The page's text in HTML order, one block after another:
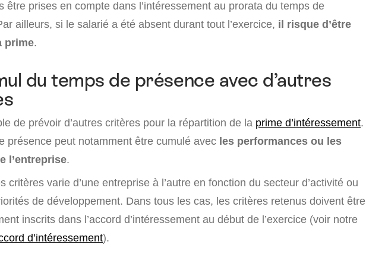
être prises en compte dans l’intéressement au prorata du temps de
ailleurs, si le salarié a été absent durant tout l’exercice, il risque d’être
prime.
du temps de présence avec d’autres
de prévoir d’autres critères pour la répartition de la prime d’intéressement.
présence peut notamment être cumulé avec les performances ou les
l’entreprise.
critères varie d’une entreprise à l’autre en fonction du secteur d’activité ou
de développement. Dans tous les cas, les critères retenus doivent être
inscrits dans l’accord d’intéressement au début de l’exercice (voir notre
d’intéressement).